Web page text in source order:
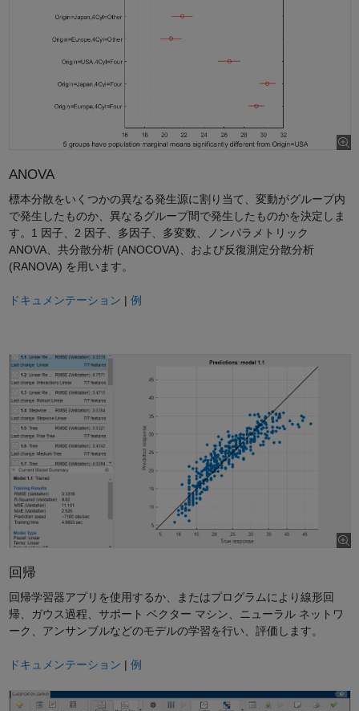
ANOVA
標本分散をいくつかの異なる発生源に割り当て、変動がグループ内
で発生したものか、異なるグループ間で発生したものかを決定しま
す。1 因子、2 因子、多因子、多変数、ノンパラメトリック
ANOVA、共分散分析 (ANOCOVA)、および反復測定分散分析
(RANOVA) を用います。
ドキュメンテーション | 例
回帰
回帰学習器アプリを使用するか、またはプログラムにより線形回
帰、ガウス過程、サポート ベクター マシン、ニューラル ネットワ
ーク、アンサンブルなどのモデルの学習を行い、評価します。
ドキュメンテーション | 例